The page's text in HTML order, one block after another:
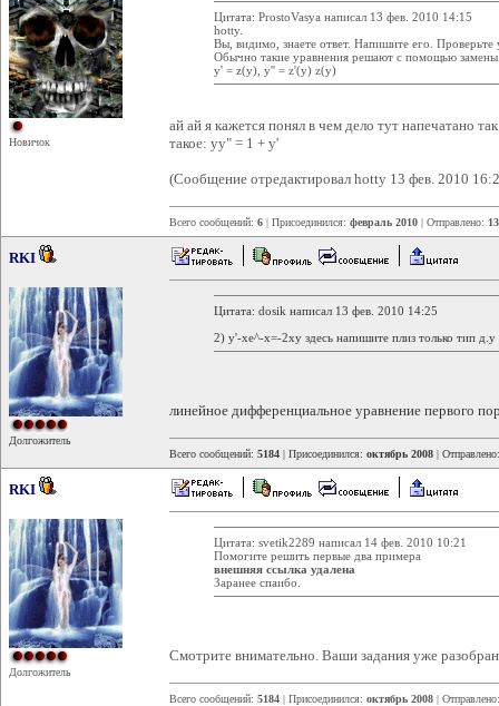
Новичок
Цитата: ProstoVasya написал 13 фев. 2010 14:15
hotty.
Вы, видимо, знаете ответ. Напишите его. Проверьте
Обычно такие уравнения решают с помощью замены
y' = z(y), y'' = z'(y) z(y)
ай ай я кажется понял в чем дело тут напечатано
такое: yy" = 1 + y'
(Сообщение отредактировал hotty 13 фев. 2010
Всего сообщений: 6 | Присоединился: февраль 2010 | Отправлено:
RKI
Долгожитель
Цитата: dosik написал 13 фев. 2010 14:25
2) y'-xe^-x=-2xy здесь напишите плиз только тип д.у
линейное дифференциальное уравнение первого
Всего сообщений: 5184 | Присоединился: октябрь 2008 |
RKI
Долгожитель
Цитата: svetik2289 написал 14 фев. 2010 10:21
Помогите решить первые два примера
внешняя ссылка удалена
Заранее спаибо.
Смотрите внимательно. Ваши задания уже
Всего сообщений: 5184 | Присоединился: октябрь 2008 |